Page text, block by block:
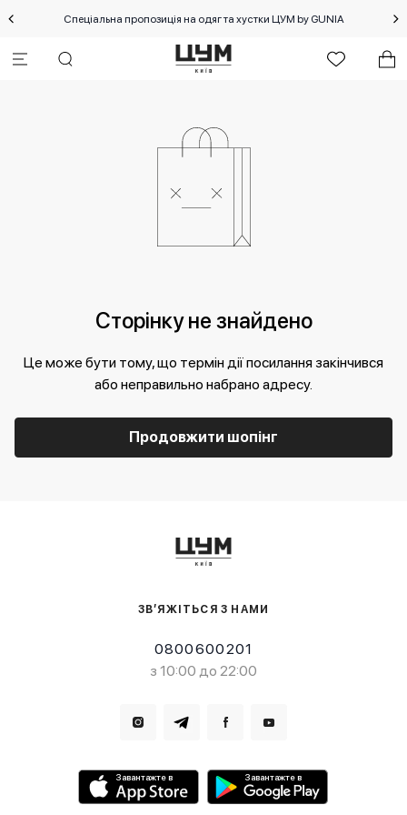
Спеціальна пропозиція на одяг та хустки ЦУМ by GUNIA
Сторінку не знайдено
Це може бути тому, що термін дії посилання закінчився
або неправильно набрано адресу.
Продовжити шопінг
ЗВ’ЯЖІТЬСЯ З НАМИ
0800600201
з 10:00 до 22:00
Завантажте в Завантажте в